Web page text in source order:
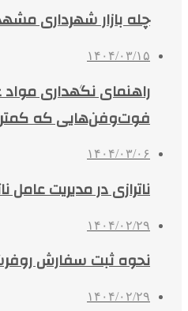
چله بازار شهرداری مشهد در ۱۴۰۴
۱۴۰۴/۰۳/۱۵
راهنمای نگهداری مواد
فوت‌وفن‌هایی که
۱۴۰۴/۰۳/۰۶
ناترازی در مدیریت
۱۴۰۴/۰۲/۲۹
نحوه ثبت سفارش
۱۴۰۴/۰۲/۲۹